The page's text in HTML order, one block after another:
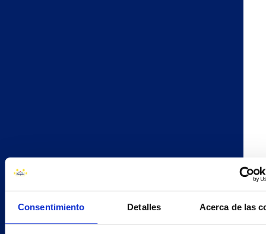
Consentimiento Detalles Acerca de las
El sabor más mediterráneo en un crujiente bocado. ¡Listo para